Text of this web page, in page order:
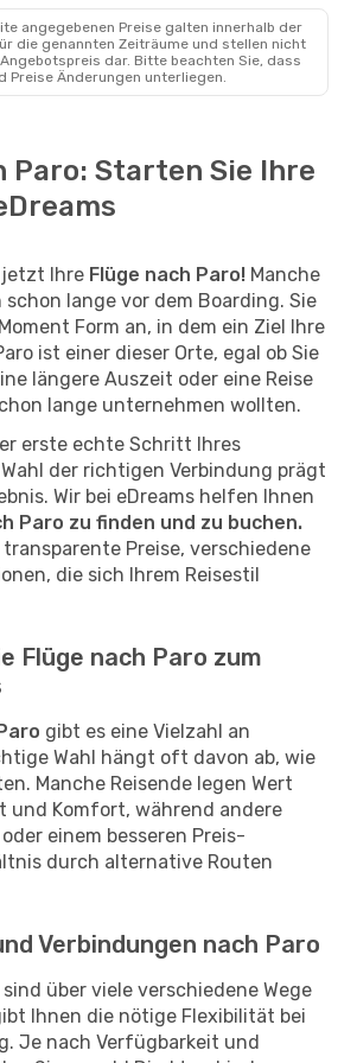
angegebenen Preise galten innerhalb der
die genannten Zeiträume und stellen nicht
dar. Bitte beachten Sie, dass
Preise Änderungen unterliegen.
Paro: Starten Sie Ihre
jetzt Ihre Flüge nach Paro! Manche
schon lange vor dem Boarding. Sie
Form an, in dem ein Ziel Ihre
ist einer dieser Orte, egal ob Sie
längere Auszeit oder eine Reise
lange unternehmen wollten.
erste echte Schritt Ihres
der richtigen Verbindung prägt
Wir bei eDreams helfen Ihnen
Paro zu finden und zu buchen.
Preise, verschiedene
die sich Ihrem Reisestil
Flüge nach Paro zum
gibt es eine Vielzahl an
Wahl hängt oft davon ab, wie
Manche Reisende legen Wert
und Komfort, während andere
einem besseren Preis-
durch alternative Routen
Verbindungen nach Paro
über viele verschiedene Wege
Ihnen die nötige Flexibilität bei
Je nach Verfügbarkeit und